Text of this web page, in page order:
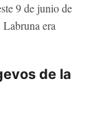
9 de junio de
Labruna era
de la